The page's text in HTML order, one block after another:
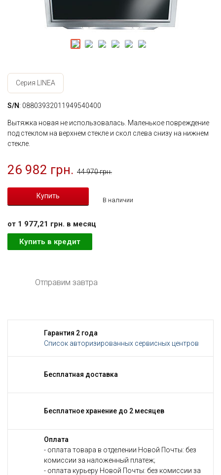
Серия LINEA
S/N: 08803932011949540400
Вытяжка новая не использовалась. Маленькое повреждение
под стеклом на верхнем стекле и скол слева снизу на нижнем
стекле.
26 982 грн. 44 970 грн.
В наличии
от 1 977,21 грн. в месяц
Купить в кредит
Отправим завтра
Гарантия 2 года
Список авторизированных сервисных центров
Бесплатная доставка
Бесплатное хранение до 2 месяцев
Оплата
- оплата товара в отделении Новой Почты: без
комиссии за наложенный платеж;
- оплата курьеру Новой Почты: без комиссии за